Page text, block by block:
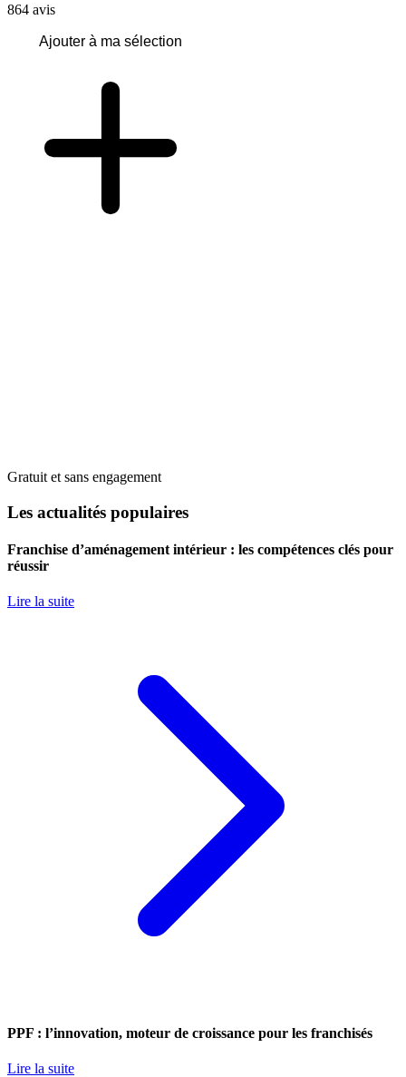
864 avis
Ajouter à ma sélection
Gratuit et sans engagement
Les actualités populaires
Franchise d’aménagement intérieur : les compétences clés pour
réussir
Lire la suite
PPF : l’innovation, moteur de croissance pour les franchisés
Lire la suite